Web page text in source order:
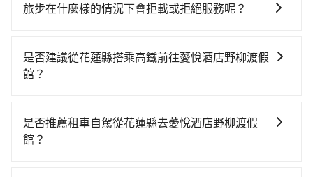
旅步在什麼樣的情況下會拒載或拒絕服務呢？
原因，司機有權拒絕服務： 1) 當日搭車人數或行李超過
訂購時填寫的數量。請務必確實填寫當日實際攜帶的行
童的安全，依道路交通安全規則規定，四歲以下的孩童
必須乘坐兒童座椅。 3) 搭乘寵物友善專車卻沒有裝籠。
是否建議從花蓮縣搭乘高鐵前往薆悅酒店野柳渡假
館？
鐵較貴、費時，且難叫計程車前往高鐵站！南港-台北雖
然一天最多時有101班車次，從最早06:15到22:50，過
是否推薦租車自駕從花蓮縣去薆悅酒店野柳渡假
館？